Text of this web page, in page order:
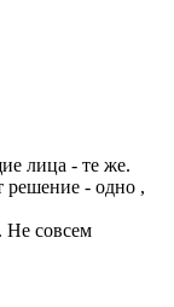
лица - те же.
решение - одно ,
совсем